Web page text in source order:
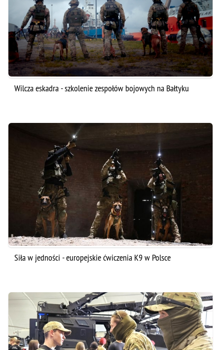
Wilcza eskadra - szkolenie zespołów bojowych na Bałtyku
Siła w jedności - europejskie ćwiczenia K9 w Polsce